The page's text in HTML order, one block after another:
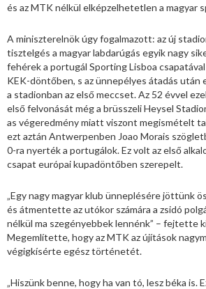
és az MTK nélkül elképzelhetetlen a magyar
A miniszterelnök úgy fogalmazott: az új
tisztelgés a magyar labdarúgás egyik nagy
fehérek a portugál Sporting Lisboa
KEK-döntőben, s az ünnepélyes átadás után
a stadionban az első meccset. Az 52 évvel
első felvonását még a brüsszeli Heysel
as végeredmény miatt viszont megismételt
ezt aztán Antwerpenben Joao Morais
0-ra nyerték a portugálok. Ez volt az első
csapat európai kupadöntőben szerepelt.
„Egy nagy magyar klub ünneplésére jöttünk
és átmentette az utókor számára a zsidó
nélkül ma szegényebbek lennénk” – fejtette
Megemlítette, hogy az MTK az újítások
végigkísérte egész történetét.
„Hiszünk benne, hogy ha van tó, lesz béka is.